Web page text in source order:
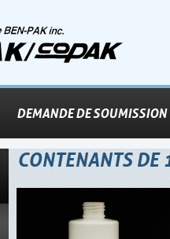
DEMANDE DE SOUMISSION
CONTENANTS